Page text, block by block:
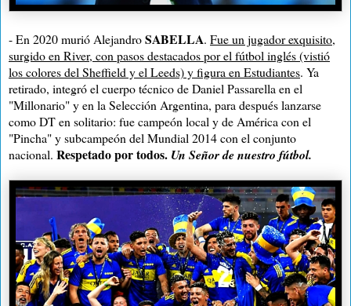
- En 2020 murió AlejandroSABELLA. Fue un jugador exquisito,
surgido en River, con pasos destacados por el fútbol inglés (vistió
los colores del Sheffield y el Leeds) y figura en Estudiantes. Ya
retirado, integró el cuerpo técnico de Daniel Passarella en el
"Millonario" y en la Selección Argentina, para después lanzarse
como DT en solitario: fue campeón local y de América con el
"Pincha" y subcampeón del Mundial 2014 con el conjunto
nacional. Respetado por todos. Un Señor de nuestro fútbol.